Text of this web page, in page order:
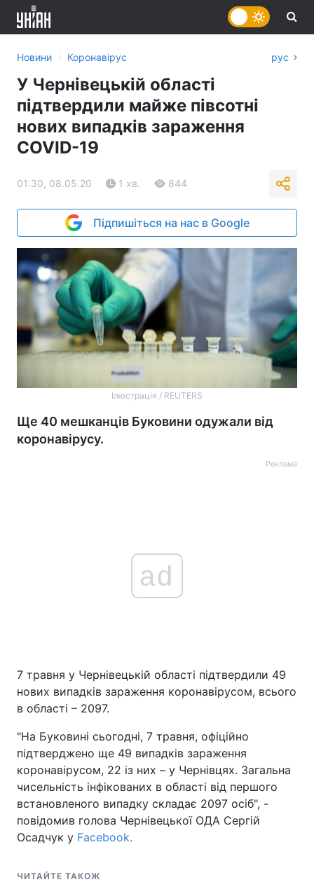
Головна Війна
Економіка Світ
Спорт Наука
Техно і зв'язок Лайт
Зброя
Здоров'я
Новини › Коронавірус рус
У Чернівецькій області
підтвердили майже півсотні
нових випадків зараження
COVID-19
01:30, 08.05.20 1 хв. 844
Підпишіться на нас в Google
Ілюстрація / REUTERS
Ще 40 мешканців Буковини одужали від
коронавірусу.
Реклама
ad
7 травня у Чернівецькій області підтвердили 49
нових випадків зараження коронавірусом, всього
в області – 2097.
"На Буковині сьогодні, 7 травня, офіційно
підтверджено ще 49 випадків зараження
коронавірусом, 22 із них – у Чернівцях. Загальна
чисельність інфікованих в області від першого
встановленого випадку складає 2097 осіб", -
повідомив голова Чернівецької ОДА Сергій
Осадчук у Facebook.
ЧИТАЙТЕ ТАКОЖ